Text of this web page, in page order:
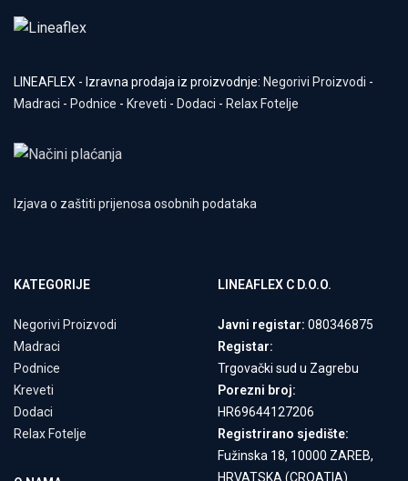
LINEAFLEX - Izravna prodaja iz proizvodnje: Negorivi Proizvodi -
Madraci - Podnice - Kreveti - Dodaci - Relax Fotelje
Izjava o zaštiti prijenosa osobnih podataka
KATEGORIJE
Negorivi Proizvodi
Madraci
Podnice
Kreveti
Dodaci
Relax Fotelje
LINEAFLEX C D.O.O.
Javni registar: 080346875
Registar:
Trgovački sud u Zagrebu
Porezni broj:
HR69644127206
Registrirano sjedište:
Fužinska 18, 10000 ZAREB,
HRVATSKA (CROATIA)